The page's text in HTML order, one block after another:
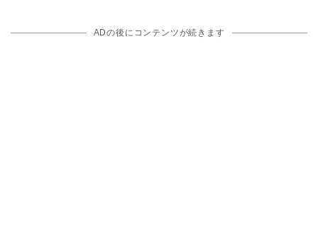
ADの後にコンテンツが続きます